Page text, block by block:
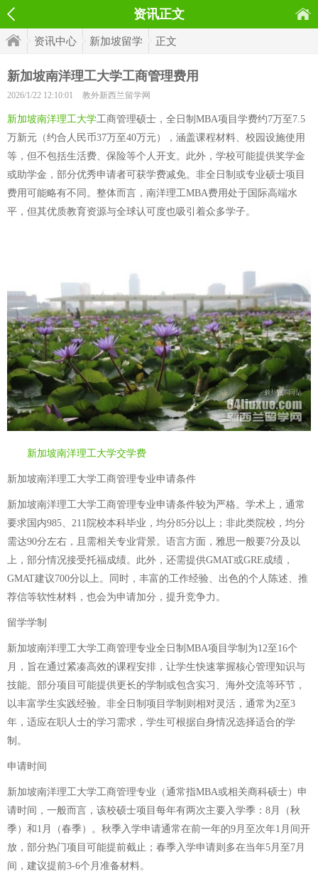
资讯正文
资讯中心 新加坡留学 正文
新加坡南洋理工大学工商管理费用
2026/1/22 12:10:01 教外新西兰留学网
新加坡南洋理工大学工商管理硕士，全日制MBA项目学费约7万至7.5
万新元（约合人民币37万至40万元），涵盖课程材料、校园设施使用
等，但不包括生活费、保险等个人开支。此外，学校可能提供奖学金
或助学金，部分优秀申请者可获学费减免。非全日制或专业硕士项目
费用可能略有不同。整体而言，南洋理工MBA费用处于国际高端水
平，但其优质教育资源与全球认可度也吸引着众多学子。
新加坡南洋理工大学交学费
新加坡南洋理工大学工商管理专业申请条件
新加坡南洋理工大学工商管理专业申请条件较为严格。学术上，通常
要求国内985、211院校本科毕业，均分85分以上；非此类院校，均分
需达90分左右，且需相关专业背景。语言方面，雅思一般要7分及以
上，部分情况接受托福成绩。此外，还需提供GMAT或GRE成绩，
GMAT建议700分以上。同时，丰富的工作经验、出色的个人陈述、推
荐信等软性材料，也会为申请加分，提升竞争力。
留学学制
新加坡南洋理工大学工商管理专业全日制MBA项目学制为12至16个
月，旨在通过紧凑高效的课程安排，让学生快速掌握核心管理知识与
技能。部分项目可能提供更长的学制或包含实习、海外交流等环节，
以丰富学生实践经验。非全日制项目学制则相对灵活，通常为2至3
年，适应在职人士的学习需求，学生可根据自身情况选择适合的学
制。
申请时间
新加坡南洋理工大学工商管理专业（通常指MBA或相关商科硕士）申
请时间，一般而言，该校硕士项目每年有两次主要入学季：8月（秋
季）和1月（春季）。秋季入学申请通常在前一年的9月至次年1月间开
放，部分热门项目可能提前截止；春季入学申请则多在当年5月至7月
间，建议提前3-6个月准备材料。